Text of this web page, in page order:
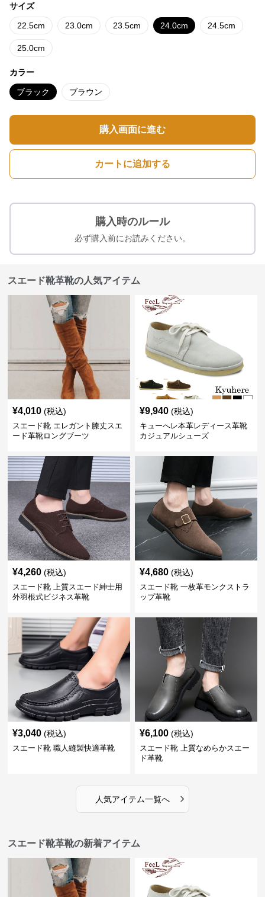
サイズ
22.5cm 23.0cm 23.5cm 24.0cm 24.5cm
25.0cm
カラー
ブラック ブラウン
購入画面に進む
カートに追加する
購入時のルール
必ず購入前にお読みください。
スエード靴革靴の人気アイテム
¥4,010 (税込)
スエード靴 エレガント膝丈スエ
ード革靴ロングブーツ
¥9,940 (税込)
キューへレ本革レディース革靴
カジュアルシューズ
¥4,260 (税込)
スエード靴 上質スエード紳士用
外羽根式ビジネス革靴
¥4,680 (税込)
スエード靴 一枚革モンクストラ
ップ革靴
¥3,040 (税込)
スエード靴 職人縫製快適革靴
¥6,100 (税込)
スエード靴 上質なめらかスエー
ド革靴
人気アイテム一覧へ ›
スエード靴革靴の新着アイテム